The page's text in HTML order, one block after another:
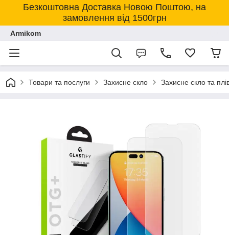
Безкоштовна Доставка Новою Поштою, на
замовлення від 1500грн
Armikom
Товари та послуги Захисне скло Захисне скло та